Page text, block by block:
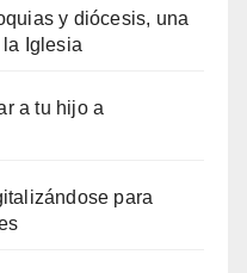
y diócesis, una
Iglesia
a tu hijo a
para